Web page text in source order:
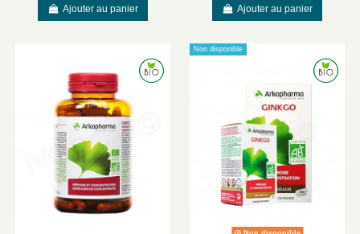
Ajouter au panier Ajouter au panier
Non disponible